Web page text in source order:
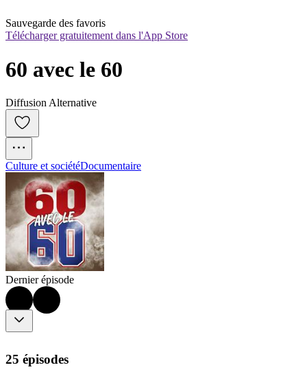
Sauvegarde des favoris
Télécharger gratuitement dans l'App Store
60 avec le 60
Diffusion Alternative
Culture et sociétéDocumentaire
Dernier épisode
25 épisodes